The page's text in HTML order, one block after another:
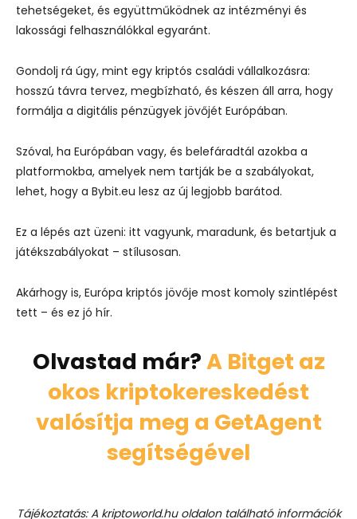
tehetségeket, és együttműködnek az intézményi és
lakossági felhasználókkal egyaránt.
Gondolj rá úgy, mint egy kriptós családi vállalkozásra:
hosszú távra tervez, megbízható, és készen áll arra, hogy
formálja a digitális pénzügyek jövőjét Európában.
Szóval, ha Európában vagy, és belefáradtál azokba a
platformokba, amelyek nem tartják be a szabályokat,
lehet, hogy a Bybit.eu lesz az új legjobb barátod.
Ez a lépés azt üzeni: itt vagyunk, maradunk, és betartjuk a
játékszabályokat – stílusosan.
Akárhogy is, Európa kriptós jövője most komoly szintlépést
tett – és ez jó hír.
Olvastad már?A Bitget az
okos kriptokereskedést
valósítja meg a GetAgent
segítségével
Tájékoztatás: A kriptoworld.hu oldalon található információk